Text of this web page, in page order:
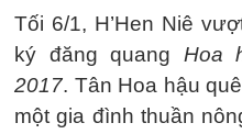
Tối 6/1, H’Hen Niê
ký đăng quang Hoa
2017. Tân Hoa hậu
một gia đình thuần